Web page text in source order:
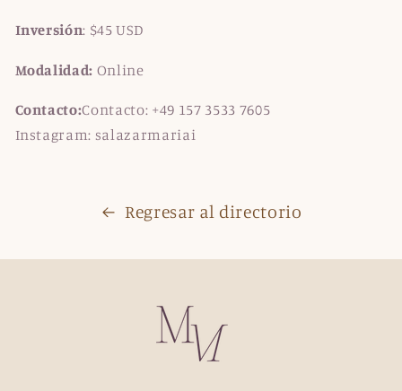
Inversión: $45 USD
Modalidad: Online
Contacto:Contacto: +49 157 3533 7605
Instagram: salazarmariai
Regresar al directorio